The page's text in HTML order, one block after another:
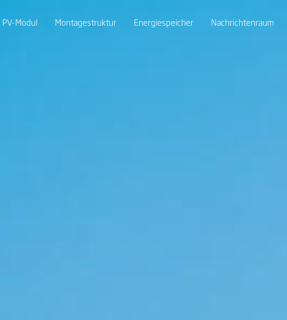
PV-Modul Montagestruktur Energiespeicher Nachrichtenraum